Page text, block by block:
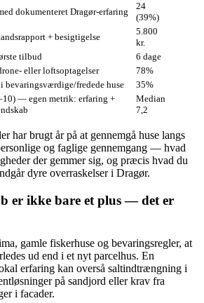
dokumenteret Dragør‑erfaring
24
(39%)
+ besigtigelse
5.800
kr.
tilbud
6 dage
eller loftsoptagelser
78%
bevaringsværdige/fredede huse
35%
— egen metrik: erfaring +
Median
7,2
har brugt år på at gennemgå huse langs
og faglige gennemgang — hvad
der gemmer sig, og præcis hvad du
dyre overraskelser i Dragør.
er ikke bare et plus — det er
gamle fiskerhuse og bevaringsregler, at
ud end i et nyt parcelhus. En
erfaring kan overså saltindtrængning i
på sandjord eller krav fra
i facader.